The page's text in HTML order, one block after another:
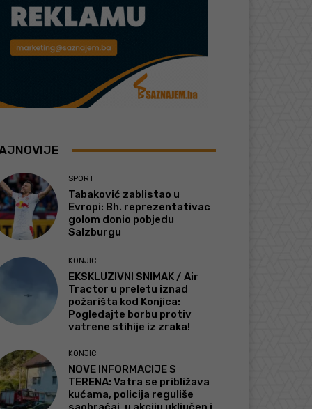
SPORT
Tabaković zablistao u
Evropi: Bh. reprezentativac
golom donio pobjedu
Salzburgu
KONJIC
EKSKLUZIVNI SNIMAK / Air
Tractor u preletu iznad
požarišta kod Konjica:
Pogledajte borbu protiv
vatrene stihije iz zraka!
KONJIC
NOVE INFORMACIJE S
TERENA: Vatra se približava
kućama, policija reguliše